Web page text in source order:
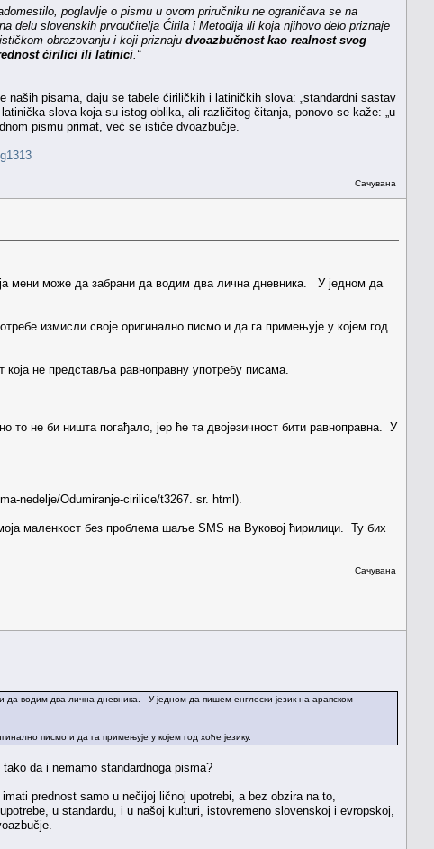
poglavlje o pismu u ovom priručniku ne ograničava se na
delu slovenskih prvoučitelja Ćirila i Metodija ili koja njihovo delo priznaje
obrazovanju i koji priznaju dvoazbučnost kao realnost svog
ćirilici ili latinici .“
naših pisama, daju se tabele ćiriličkih i latiničkih slova: „standardni sastav
slova koja su istog oblika, ali različitog čitanja, ponovo se kaže: „u
pismu primat, već se ističe dvoazbučje.
Сачувана
мени може да забрани да водим два лична дневника. У једном да
измисли своје оригинално писмо и да га примењује у којем год
не представља равноправну употребу писама.
то не би ништа погађало, јер ће та двојезичност бити равноправна. У
nedelje/Odumiranje-cirilice/t3267. sr. html).
маленкост без проблема шаље ЅМЅ на Вуковој ћирилици. Ту бих
Сачувана
водим два лична дневника. У једном да пишем енглески језик на арапском
писмо и да га примењује у којем год хоће језику.
da i nemamo standardnoga pisma?
prednost samo u nečijoj ličnoj upotrebi, a bez obzira na to,
u standardu, i u našoj kulturi, istovremeno slovenskoj i evropskoj,